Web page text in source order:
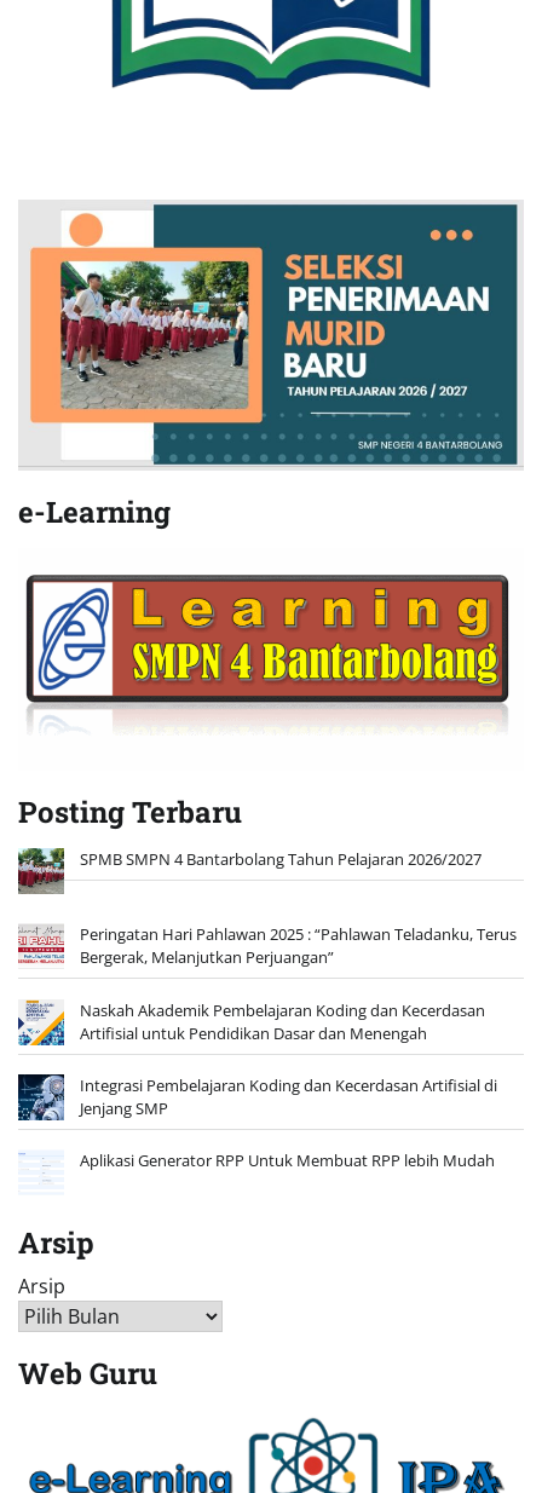
e-Learning
Posting Terbaru
SPMB SMPN 4 Bantarbolang Tahun Pelajaran 2026/2027
Peringatan Hari Pahlawan 2025 : “Pahlawan Teladanku, Terus
Bergerak, Melanjutkan Perjuangan”
Naskah Akademik Pembelajaran Koding dan Kecerdasan
Artifisial untuk Pendidikan Dasar dan Menengah
Integrasi Pembelajaran Koding dan Kecerdasan Artifisial di
Jenjang SMP
Aplikasi Generator RPP Untuk Membuat RPP lebih Mudah
Arsip
Arsip
Web Guru